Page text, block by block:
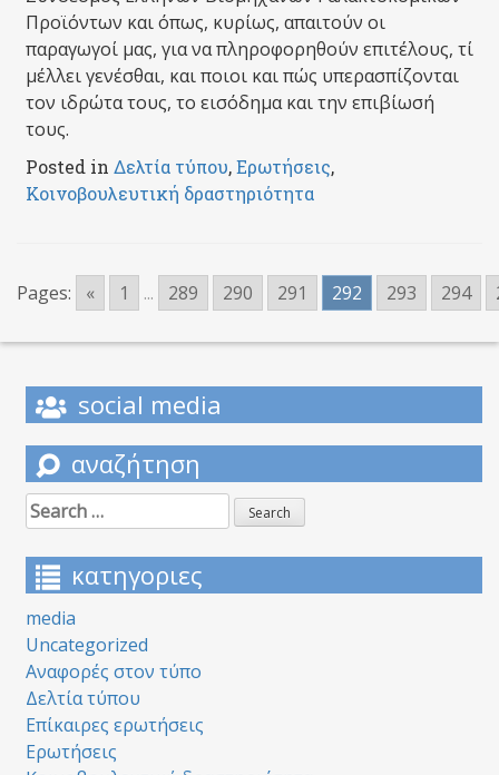
Προϊόντων και όπως, κυρίως, απαιτούν οι
παραγωγοί μας, για να πληροφορηθούν επιτέλους, τί
μέλλει γενέσθαι, και ποιοι και πώς υπερασπίζονται
τον ιδρώτα τους, το εισόδημα και την επιβίωσή
τους.
Posted in Δελτία τύπου,Ερωτήσεις,
Κοινοβουλευτική δραστηριότητα
Pages: « 1 ... 289 290 291 292 293 294
social media
αναζήτηση
Search
for:
κατηγοριες
media
Uncategorized
Αναφορές στον τύπο
Δελτία τύπου
Επίκαιρες ερωτήσεις
Ερωτήσεις